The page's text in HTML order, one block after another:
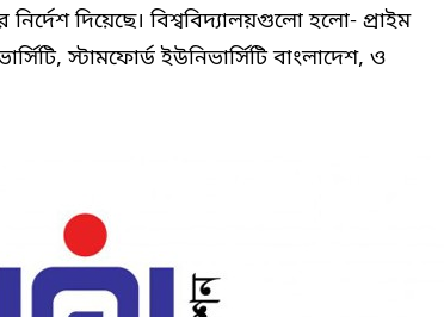
নির্দেশ দিয়েছে। বিশ্ববিদ্যালয়গুলো হলো- প্রাইম
স্টামফোর্ড ইউনিভার্সিটি বাংলাদেশ, ও